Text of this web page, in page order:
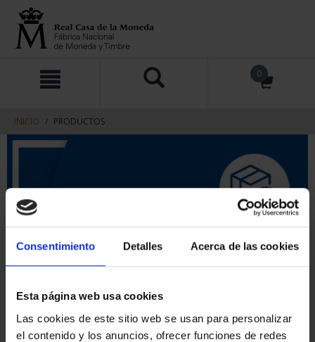
Consentimiento Detalles Acerca de las cookies
Esta página web usa cookies
Las cookies de este sitio web se usan para personalizar
el contenido y los anuncios, ofrecer funciones de redes
contenido
navegacin
0
INICIO PRODUCTOS